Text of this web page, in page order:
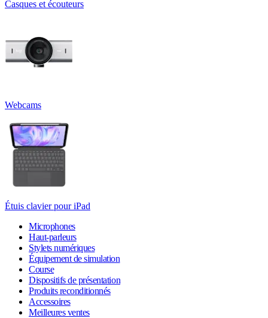
Casques et écouteurs
Webcams
Étuis clavier pour iPad
Microphones
Haut-parleurs
Stylets numériques
Équipement de simulation
Course
Dispositifs de présentation
Produits reconditionnés
Accessoires
Meilleures ventes